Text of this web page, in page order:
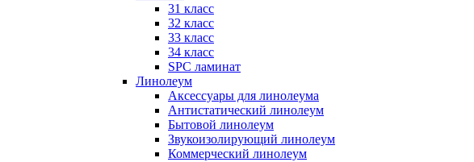
31 класс
32 класс
33 класс
34 класс
SPC ламинат
Линолеум
Аксессуары для линолеума
Антистатический линолеум
Бытовой линолеум
Звукоизолирующий линолеум
Коммерческий линолеум